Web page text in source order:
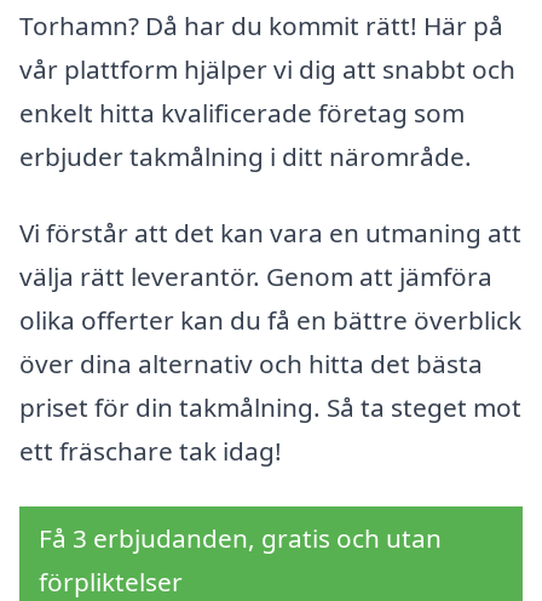
Torhamn? Då har du kommit rätt! Här på
vår plattform hjälper vi dig att snabbt och
enkelt hitta kvalificerade företag som
erbjuder takmålning i ditt närområde.
Vi förstår att det kan vara en utmaning att
välja rätt leverantör. Genom att jämföra
olika offerter kan du få en bättre överblick
över dina alternativ och hitta det bästa
priset för din takmålning. Så ta steget mot
ett fräschare tak idag!
Få 3 erbjudanden, gratis och utan
förpliktelser